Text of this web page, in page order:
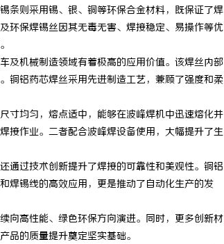
条则采用锡、银、铜等环保合金材料，既保证了焊
环保焊锡丝因其无毒无害、焊接稳定、易操作等优
及机械制造领域有着极高的应用价值。该焊丝内部
铜铝药芯焊丝采用先进制造工艺，兼顾了强度和柔
寸均匀，熔点适中，能够在波峰焊机中迅速熔化并
接作业。二者配合波峰焊设备使用，大幅提升了生
通过技术创新提升了焊接的可靠性和美观性。铜铝
焊锡线的高效应用，更是推动了自动化生产的发
向高性能、绿色环保方向演进。同时，更多创新材
品的质量提升奠定坚实基础。